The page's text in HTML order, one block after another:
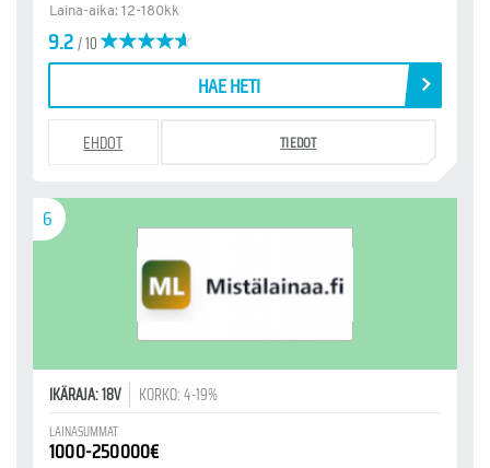
Laina-aika: 12-180kk
9.2/ 10
HAE HETI
EHDOT TIEDOT
6
IKÄRAJA: 18V KORKO: 4-19%
LAINASUMMAT
1000-250000€